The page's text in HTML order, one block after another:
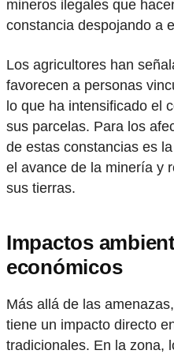
mineros ilegales que
constancia despojando a
Los agricultores han
favorecen a personas
lo que ha intensificado el
sus parcelas. Para los
de estas constancias es
el avance de la minería y
sus tierras.
Impactos
económicos
Más allá de las amenazas,
tiene un impacto directo
tradicionales. En la zona,